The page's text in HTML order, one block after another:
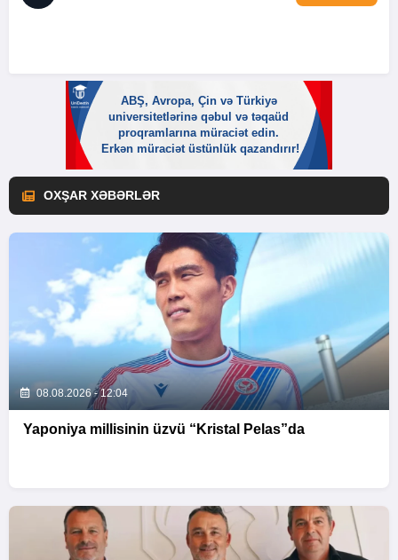
OXŞAR XƏBƏRLƏR
08.08.2026 - 12:04
Yaponiya millisinin üzvü “Kristal Pelas”da